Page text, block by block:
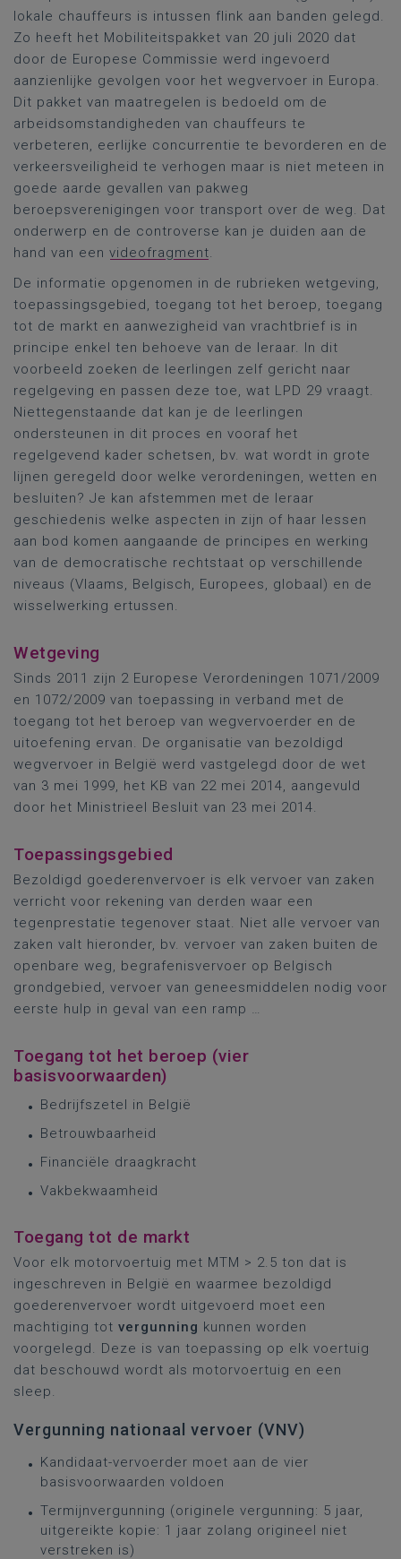
lokale chauffeurs is intussen flink aan banden gelegd.
Zo heeft het Mobiliteitspakket van 20 juli 2020 dat
door de Europese Commissie werd ingevoerd
aanzienlijke gevolgen voor het wegvervoer in Europa.
Dit pakket van maatregelen is bedoeld om de
arbeidsomstandigheden van chauffeurs te
verbeteren, eerlijke concurrentie te bevorderen en de
verkeersveiligheid te verhogen maar is niet meteen in
goede aarde gevallen van pakweg
beroepsverenigingen voor transport over de weg. Dat
onderwerp en de controverse kan je duiden aan de
hand van een videofragment.
De informatie opgenomen in de rubrieken wetgeving,
toepassingsgebied, toegang tot het beroep, toegang
tot de markt en aanwezigheid van vrachtbrief is in
principe enkel ten behoeve van de leraar. In dit
voorbeeld zoeken de leerlingen zelf gericht naar
regelgeving en passen deze toe, wat LPD 29 vraagt.
Niettegenstaande dat kan je de leerlingen
ondersteunen in dit proces en vooraf het
regelgevend kader schetsen, bv. wat wordt in grote
lijnen geregeld door welke verordeningen, wetten en
besluiten? Je kan afstemmen met de leraar
geschiedenis welke aspecten in zijn of haar lessen
aan bod komen aangaande de principes en werking
van de democratische rechtstaat op verschillende
niveaus (Vlaams, Belgisch, Europees, globaal) en de
wisselwerking ertussen.
Wetgeving
Sinds 2011 zijn 2 Europese Verordeningen 1071/2009
en 1072/2009 van toepassing in verband met de
toegang tot het beroep van wegvervoerder en de
uitoefening ervan. De organisatie van bezoldigd
wegvervoer in België werd vastgelegd door de wet
van 3 mei 1999, het KB van 22 mei 2014, aangevuld
door het Ministrieel Besluit van 23 mei 2014.
Toepassingsgebied
Bezoldigd goederenvervoer is elk vervoer van zaken
verricht voor rekening van derden waar een
tegenprestatie tegenover staat. Niet alle vervoer van
zaken valt hieronder, bv. vervoer van zaken buiten de
openbare weg, begrafenisvervoer op Belgisch
grondgebied, vervoer van geneesmiddelen nodig voor
eerste hulp in geval van een ramp …
Toegang tot het beroep (vier
basisvoorwaarden)
Bedrijfszetel in België
Betrouwbaarheid
Financiële draagkracht
Vakbekwaamheid
Toegang tot de markt
Voor elk motorvoertuig met MTM > 2.5 ton dat is
ingeschreven in België en waarmee bezoldigd
goederenvervoer wordt uitgevoerd moet een
machtiging tot vergunning kunnen worden
voorgelegd. Deze is van toepassing op elk voertuig
dat beschouwd wordt als motorvoertuig en een
sleep.
Vergunning nationaal vervoer (VNV)
Kandidaat-vervoerder moet aan de vier
basisvoorwaarden voldoen
Termijnvergunning (originele vergunning: 5 jaar,
uitgereikte kopie: 1 jaar zolang origineel niet
verstreken is)